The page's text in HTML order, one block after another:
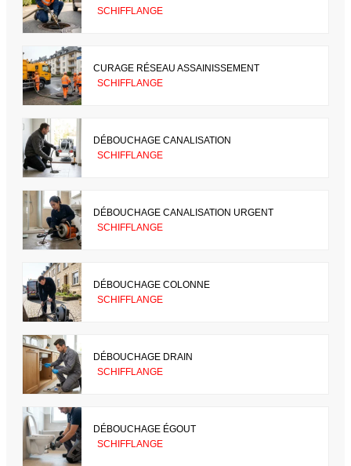
SCHIFFLANGE
CURAGE RÉSEAU ASSAINISSEMENT
SCHIFFLANGE
DÉBOUCHAGE CANALISATION
SCHIFFLANGE
DÉBOUCHAGE CANALISATION URGENT
SCHIFFLANGE
DÉBOUCHAGE COLONNE
SCHIFFLANGE
DÉBOUCHAGE DRAIN
SCHIFFLANGE
DÉBOUCHAGE ÉGOUT
SCHIFFLANGE